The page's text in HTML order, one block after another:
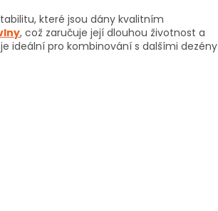
které jsou dány kvalitním
, což zaručuje její dlouhou životnost a
ideální pro kombinování s dalšími dezény